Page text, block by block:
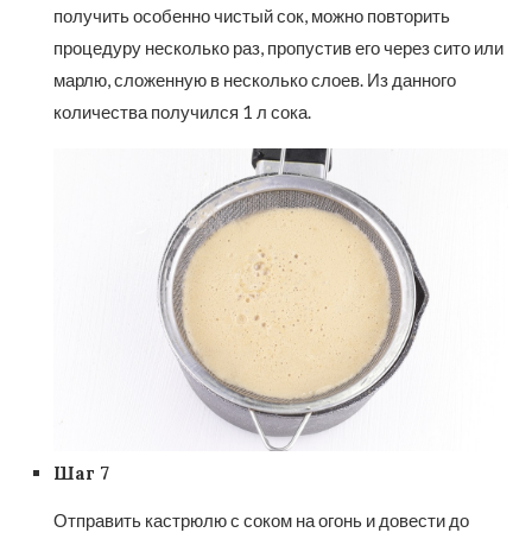
получить особенно чистый сок, можно повторить
процедуру несколько раз, пропустив его через сито или
марлю, сложенную в несколько слоев. Из данного
количества получился 1 л сока.
Шаг 7
Отправить кастрюлю с соком на огонь и довести до